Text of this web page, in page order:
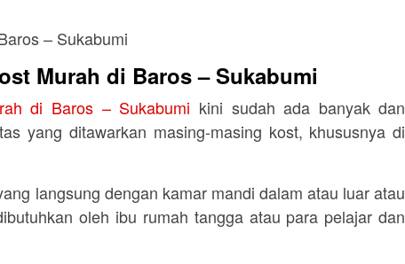
Murah di Baros – Sukabumi
di Baros – Sukabumi kini sudah ada banyak dan
yang ditawarkan masing-masing kost, khususnya di
langsung dengan kamar mandi dalam atau luar atau
oleh ibu rumah tangga atau para pelajar dan